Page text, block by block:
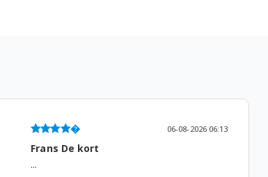
06-08-2026 06:13
Frans De kort